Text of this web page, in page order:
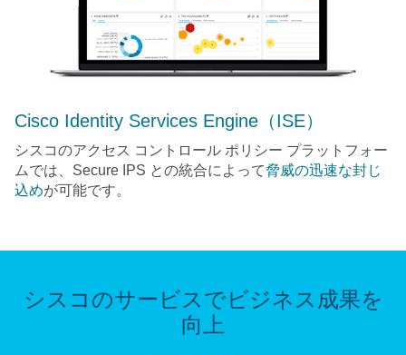
Cisco Identity Services Engine（ISE）
シスコのアクセス コントロール ポリシー プラットフォー
ムでは、Secure IPS との統合によって脅威の迅速な封じ
込めが可能です。
シスコのサービスでビジネス成果を
向上